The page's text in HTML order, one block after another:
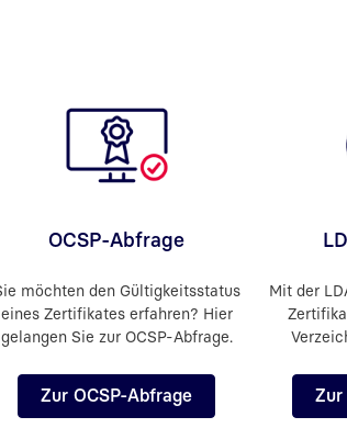
OCSP-Abfrage
möchten den Gültigkeitsstatus
eines Zertifikates erfahren? Hier
gelangen Sie zur OCSP-Abfrage.
Zur OCSP-Abfrage
Mit der
Zur